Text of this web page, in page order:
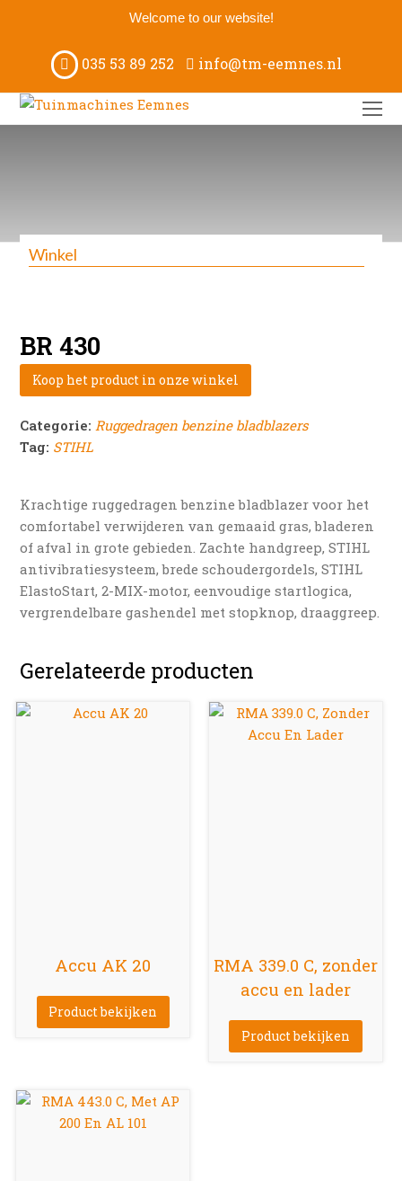
Welcome to our website!
035 53 89 252 info@tm-eemnes.nl
Winkel
BR 430
Koop het product in onze winkel
Categorie: Ruggedragen benzine bladblazers
Tag: STIHL
Krachtige ruggedragen benzine bladblazer voor het
comfortabel verwijderen van gemaaid gras, bladeren
of afval in grote gebieden. Zachte handgreep, STIHL
antivibratiesysteem, brede schoudergordels, STIHL
ElastoStart, 2-MIX-motor, eenvoudige startlogica,
vergrendelbare gashendel met stopknop, draaggreep.
Gerelateerde producten
Accu AK 20
Product bekijken
RMA 339.0 C, zonder
accu en lader
Product bekijken